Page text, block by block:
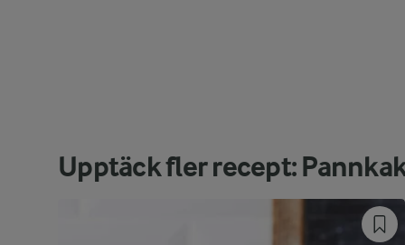
Upptäck fler recept: